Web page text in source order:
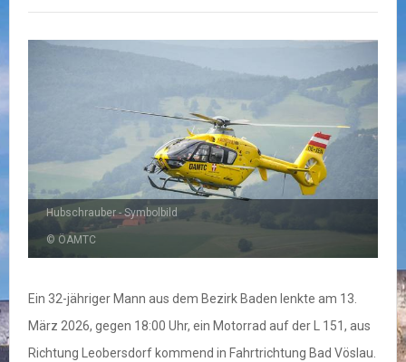
Hubschrauber - Symbolbild
© ÖAMTC
Ein 32-jähriger Mann aus dem Bezirk Baden lenkte am 13.
März 2026, gegen 18:00 Uhr, ein Motorrad auf der L 151, aus
Richtung Leobersdorf kommend in Fahrtrichtung Bad Vöslau.